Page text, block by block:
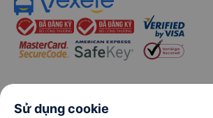
Về chúng tôi
Sử dụng cookie